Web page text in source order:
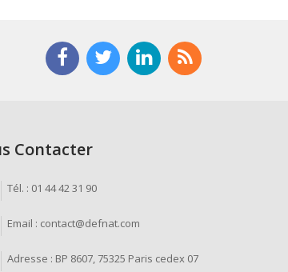
Contacter
Tél. : 01 44 42 31 90
Email : contact@defnat.com
Adresse : BP 8607, 75325 Paris cedex 07